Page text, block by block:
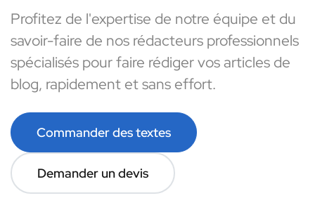
Profitez de l'expertise de notre équipe et du
savoir-faire de nos rédacteurs professionnels
spécialisés pour faire rédiger vos articles de
blog, rapidement et sans effort.
Commander des textes
Demander un devis